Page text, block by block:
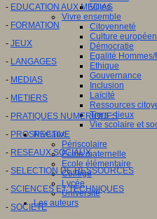
Villes
Vivre ensemble
Citoyenneté
Culture
Démocratie
Egalité
Ethique
Gouvernance
Inclusion
Laïcité
Ressources
Tiers - lieux
Vie scolaire et
Niveaux
Périscolaire
Ecole maternelle
Ecole élémentaire
Collège
Lycée
Université
Les auteurs
- EDUCATION AUX MEDIAS
- FORMATION
- JEUX
- LANGAGES
- MEDIAS
- METIERS
- PRATIQUES NUMERIQUES
- PROSPECTIVE
- RESEAUX SOCIAUX
- SELECTION DE RESSOURCES
- SCIENCES ET TECHNIQUES
- SOCIETE